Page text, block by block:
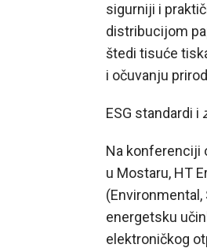
sigurniji i
distribucijom
štedi tisuće
i očuvanju
ESG standardi i
Na konferenciji
u Mostaru, HT
energetsku
elektroničkog